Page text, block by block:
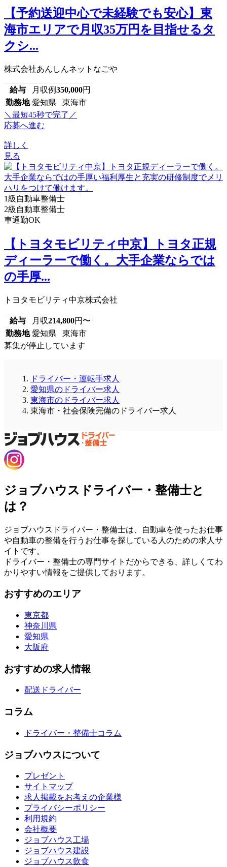
【予約送迎中心で未経験でも安心】東
海市エリアで月収35万円を目指せるタ
クシ...
株式会社あんしんネットなごや
給与 月収例350,000円
勤務地 愛知県 東海市
＼最短45秒で完了／
応募へ進む
詳しく
見る
1級自動車整備士
2級自動車整備士
車通勤OK
【トヨタモビリティ中京】トヨタ正規
ディーラーで働く。大手企業ならでは
の手厚...
トヨタモビリティ中京株式会社
給与 月収214,800円〜
勤務地 愛知県 東海市
募集が停止しています
ドライバー・運転手求人
愛知県のドライバー求人
東海市のドライバー求人
東海市・社会保険完備のドライバー求人
ジョブハウスドライバー・整備士と
は？
ジョブハウスドライバー・整備士は、自動車を使ったお仕事
や自動車の整備を行うお仕事を探している人のための求人サ
イトです。
ドライバー・整備士の専門サイトだからできる、詳しくてわ
かりやすい情報をご提供しております。
おすすめのエリア
東京都
神奈川県
愛知県
大阪府
おすすめの求人情報
配送ドライバー
コラム
ドライバー・整備士コラム
ジョブハウスについて
プレゼント
サイトマップ
求人掲載をお考えの企業様
プライバシーポリシー
利用規約
会社概要
ジョブハウス工場
ジョブハウス建設
ジョブハウス飲食